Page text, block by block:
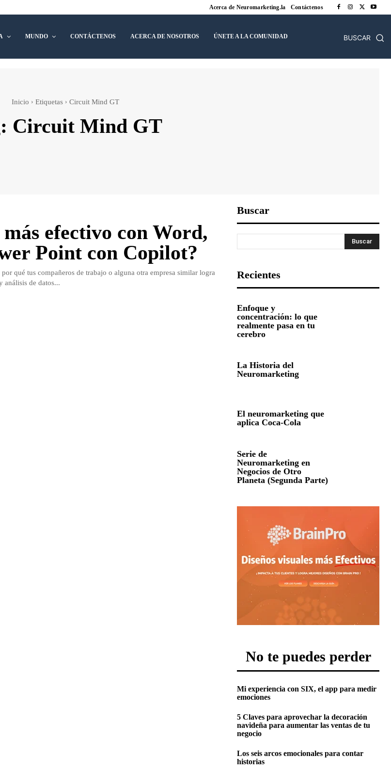
Acerca de Neuromarketing.la Contáctenos
MUNDO CONTÁCTENOS ACERCA DE NOSOTROS ÚNETE A LA COMUNIDAD BUSCAR
Inicio Etiquetas Circuit Mind GT
Circuit Mind GT
más efectivo con Word,
Point con Copilot?
qué tus compañeros de trabajo o alguna otra empresa similar logra
análisis de datos...
Buscar
Buscar
Recientes
Enfoque y
concentración: lo que
realmente pasa en tu
cerebro
La Historia del
Neuromarketing
El neuromarketing que
aplica Coca-Cola
Serie de
Neuromarketing en
Negocios de Otro
Planeta (Segunda Parte)
No te puedes perder
Mi experiencia con SIX, el app para medir
emociones
5 Claves para aprovechar la decoración
navideña para aumentar las ventas de tu
negocio
Los seis arcos emocionales para contar
historias